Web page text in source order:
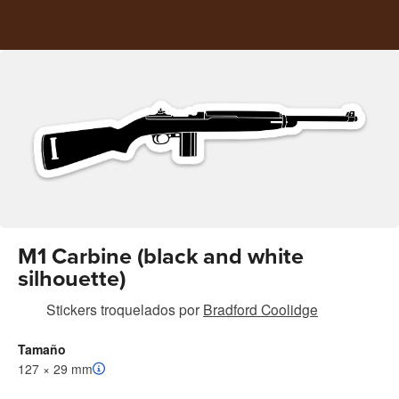
M1 Carbine (black and white
silhouette)
Stickers troqueladospor Bradford Coolidge
Tamaño
127 × 29 mm